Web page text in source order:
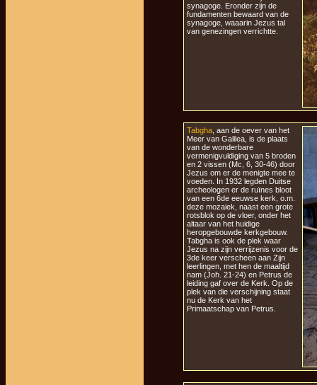
synagoge. Eronder zijn de
fundamenten bewaard van de
synagoge, waaarin Jezus tal
van genezingen verrichtte.
Tabgha , aan de oever van het
Meer van Galilea, is de plaats
van de wonderbare
vermenigvuldiging van 5 broden
en 2 vissen (Mc, 6, 30-46) door
Jezus om er de menigte mee te
voeden. In 1932 legden Duitse
archeologen er de ruïnes bloot
van een 6de eeuwse kerk, o.m.
deze mozaiek, naast een grote
rotsblok op de vloer, onder het
altaar van het huidige
heropgebouwde kerkgebouw.
Tabgha is ook de plek waar
Jezus na zijn verrijzenis voor de
3de keer verscheen aan Zijn
leerlingen, met hen de maaltijd
nam (Joh. 21-24) en Petrus de
leiding gaf over de Kerk. Op de
plek van die verschijning staat
nu de Kerk van het
Primaatschap van Petrus.